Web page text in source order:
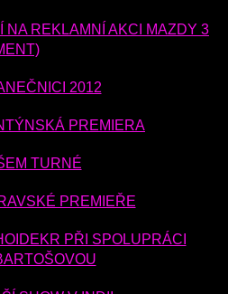
REKLAMNÍ AKCI MAZDY 3
2012
PREMIERA
TURNÉ
PREMIEŘE
PŘI SPOLUPRÁCI